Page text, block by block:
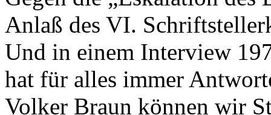
Anlaß des VI.
Und in einem Interview
hat für alles immer
Volker Braun können wir